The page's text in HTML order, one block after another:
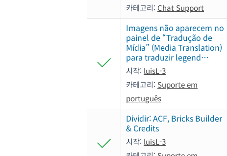
카테고리: Chat Support
Imagens não aparecem no
painel de “Tradução de
Mídia” (Media Translation)
para traduzir legend…
시작: luisL-3
카테고리: Suporte em
português
Dividir: ACF, Bricks Builder
& Credits
시작: luisL-3